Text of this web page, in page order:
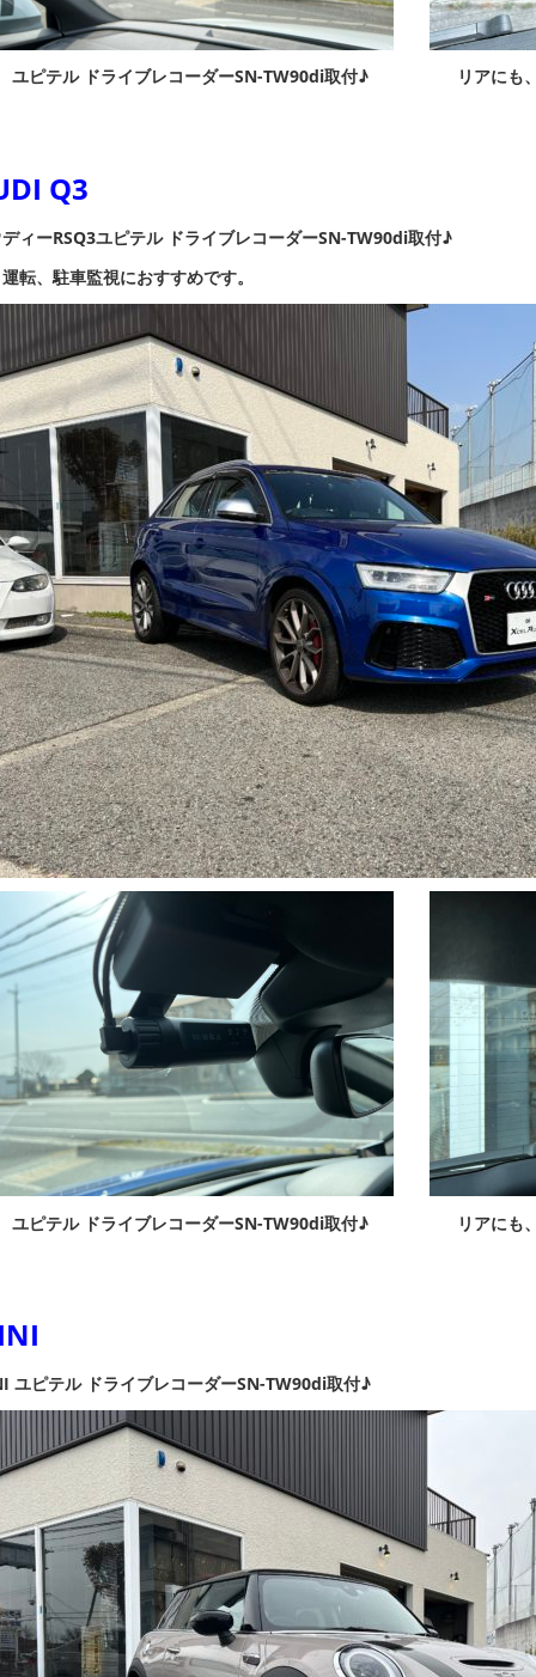
ユピテル ドライブレコーダーSN-TW90di取付♪ リアにも
Q3
ィーRSQ3ユピテル ドライブレコーダーSN-TW90di取付♪
転、駐車監視におすすめです。
ユピテル ドライブレコーダーSN-TW90di取付♪ リアにも
ユピテル ドライブレコーダーSN-TW90di取付♪